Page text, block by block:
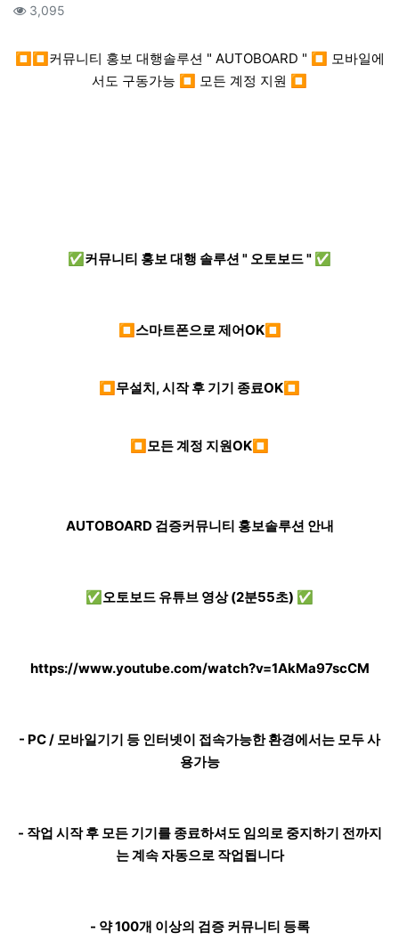
컨텐츠 정보
3,095
⏹⏹커뮤니티 홍보 대행솔루션 " AUTOBOARD " ⏹ 모바일에
서도 구동가능 ⏹ 모든 계정 지원 ⏹
✅커뮤니티 홍보 대행 솔루션 " 오토보드 " ✅
⏹스마트폰으로 제어OK⏹
⏹무설치, 시작 후 기기 종료OK⏹
⏹모든 계정 지원OK⏹
AUTOBOARD 검증커뮤니티 홍보솔루션 안내
✅오토보드 유튜브 영상 (2분55초) ✅
https://www.youtube.com/watch?v=1AkMa97scCM
- PC / 모바일기기 등 인터넷이 접속가능한 환경에서는 모두 사
용가능
- 작업 시작 후 모든 기기를 종료하셔도 임의로 중지하기 전까지
는 계속 자동으로 작업됩니다
- 약 100개 이상의 검증 커뮤니티 등록